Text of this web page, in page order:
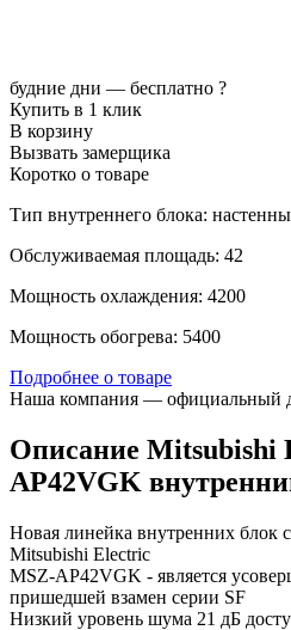
будние дни — бесплатно ?
Купить в 1 клик
В корзину
Вызвать замерщика
Коротко о товаре
Тип внутреннего блока:
Обслуживаемая площадь: 42
Мощность охлаждения: 4200
Мощность обогрева: 5400
Подробнее о товаре
Наша компания — официальный
Описание Mitsubishi
AP42VGK
Новая линейка внутренних блок
Mitsubishi Electric
MSZ-AP42VGK - является
пришедшей взамен серии SF
Низкий уровень шума 21 дБ